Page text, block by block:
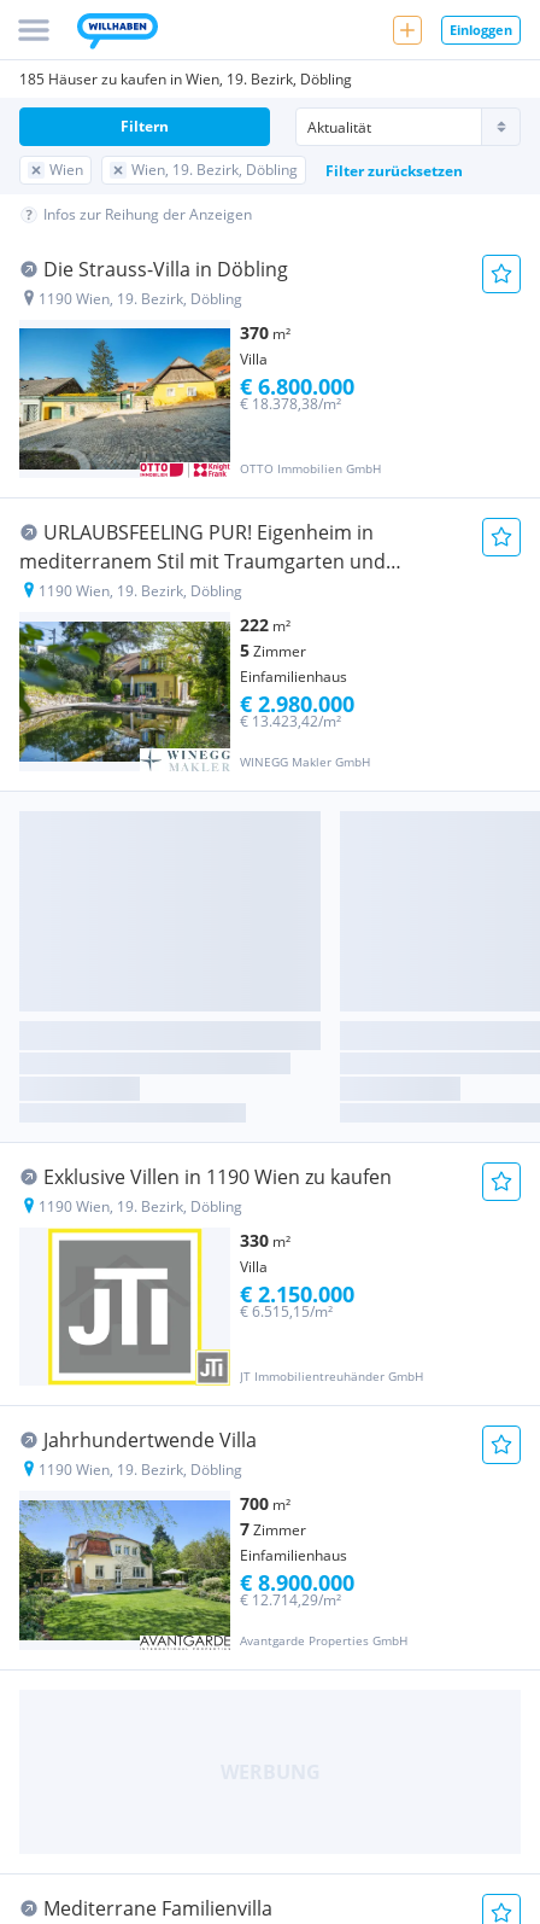
Einloggen
185 Häuser zu kaufen in Wien, 19. Bezirk, Döbling
Wien Wien, 19. Bezirk, Döbling Filter zurücksetzen
Filtern
Infos zur Reihung der Anzeigen
Die Strauss-Villa in Döbling
1190 Wien, 19. Bezirk, Döbling
370 m²
Villa
OTTO Immobilien GmbH
€ 18.378,38/m²
€ 6.800.000
URLAUBSFEELING PUR! Eigenheim in
mediterranem Stil mit Traumgarten und
Badeteich! Absolute Privatsphäre!
1190 Wien, 19. Bezirk, Döbling
222 m²
5Zimmer
Einfamilienhaus
WINEGG Makler GmbH
€ 13.423,42/m²
€ 2.980.000
Exklusive Villen in 1190 Wien zu kaufen
1190 Wien, 19. Bezirk, Döbling
330 m²
Villa
JT Immobilientreuhänder GmbH
€ 6.515,15/m²
€ 2.150.000
Jahrhundertwende Villa
1190 Wien, 19. Bezirk, Döbling
700 m²
7Zimmer
Einfamilienhaus
Avantgarde Properties GmbH
€ 12.714,29/m²
€ 8.900.000
Mediterrane Familienvilla